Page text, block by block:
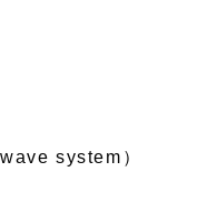
system）